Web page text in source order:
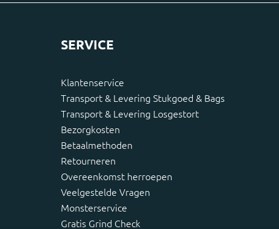
SERVICE
Klantenservice
Transport & Levering Stukgoed & Bags
Transport & Levering Losgestort
Bezorgkosten
Betaalmethoden
Retourneren
Overeenkomst herroepen
Veelgestelde Vragen
Monsterservice
Gratis Grind Check